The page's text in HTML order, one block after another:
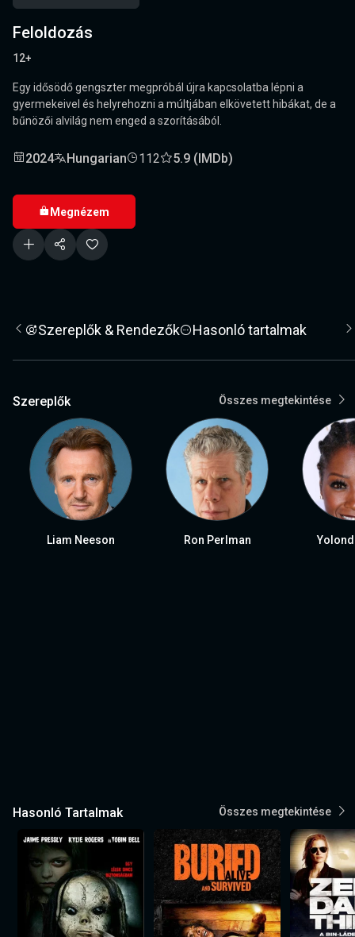
Feloldozás
12+
Egy idősödő gengszter megpróbál újra kapcsolatba lépni a
gyermekeivel és helyrehozni a múltjában elkövetett hibákat, de a
bűnözői alvilág nem enged a szorításából.
2024 Hungarian 112 5.9 (IMDb)
Megnézem
Szereplők & Rendezők Hasonló tartalmak
Szereplők Összes megtekintése
Liam Neeson Ron Perlman
Hasonló Tartalmak Összes megtekintése